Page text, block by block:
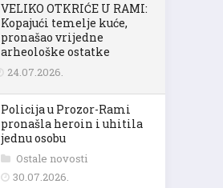
VELIKO OTKRIĆE U RAMI:
Kopajući temelje kuće,
pronašao vrijedne
arheološke ostatke
24.07.2026.
Policija u Prozor-Rami
pronašla heroin i uhitila
jednu osobu
Ostale novosti
30.07.2026.